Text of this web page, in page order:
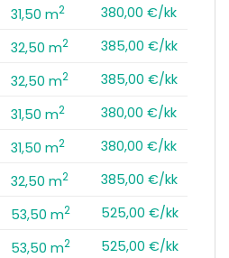
31,50 m2
380,00 €/kk
32,50 m2
385,00 €/kk
32,50 m2
385,00 €/kk
31,50 m2
380,00 €/kk
31,50 m2
380,00 €/kk
32,50 m2
385,00 €/kk
53,50 m2
525,00 €/kk
53,50 m2
525,00 €/kk